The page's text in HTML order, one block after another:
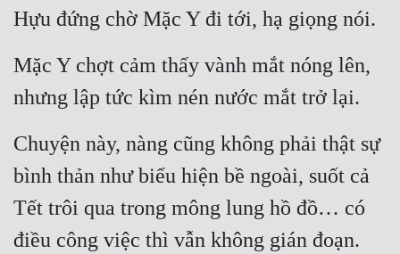
Hựu đứng chờ Mặc Y đi tới, hạ giọng nói.
Mặc Y chợt cảm thấy vành mắt nóng lên,
nhưng lập tức kìm nén nước mắt trở lại.
Chuyện này, nàng cũng không phải thật sự
bình thản như biểu hiện bề ngoài, suốt cả
Tết trôi qua trong mông lung hồ đồ… có
điều công việc thì vẫn không gián đoạn.